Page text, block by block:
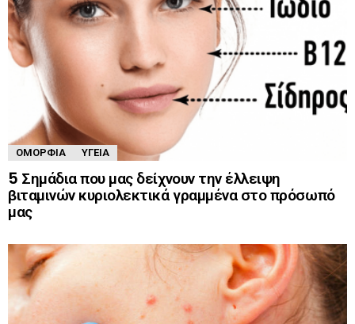
ΟΜΟΡΦΙΆ ΥΓΕΊΑ
5 Σημάδια που μας δείχνουν την έλλειψη
βιταμινών κυριολεκτικά γραμμένα στο πρόσωπό
μας